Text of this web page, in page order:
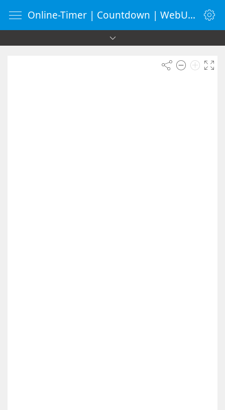
Online-Timer | Countdown | WebUhr.de